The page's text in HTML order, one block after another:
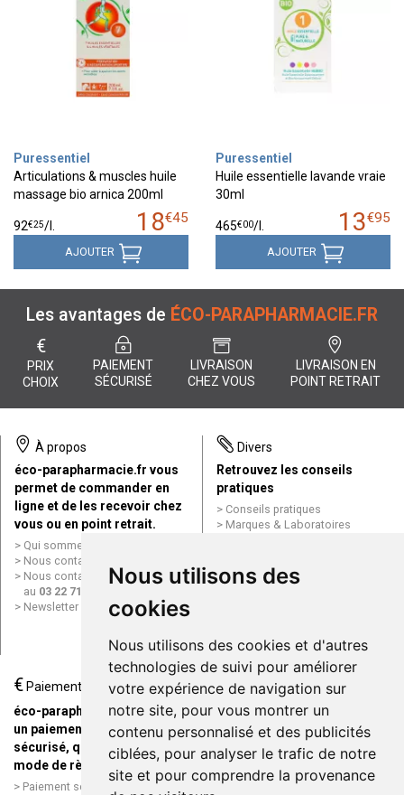
Nous utilisons des
cookies
Nous utilisons des cookies et d'autres
technologies de suivi pour améliorer
votre expérience de navigation sur
notre site, pour vous montrer un
contenu personnalisé et des publicités
ciblées, pour analyser le trafic de notre
site et pour comprendre la provenance
Puressentiel
Articulations & muscles huile
massage bio arnica 200ml
18€45
92€25/
AJOUTER
Puressentiel
Huile essentielle lavande vraie
30ml
13€95
465€00/
AJOUTER
Les avantages de ÉCO-PARAPHARMACIE.FR
€
PRIX
CHOIX
PAIEMENT
SÉCURISÉ
LIVRAISON
CHEZ VOUS
LIVRAISON EN
POINT RETRAIT
À propos
éco-parapharmacie.fr vous
permet de commander en
ligne et de les recevoir chez
vous ou en point retrait.
Qui sommes nous ?
Nous contacter par e-mail
Nous contacter par téléphone
au 03 22 71 64 10
Newsletter
Divers
Retrouvez les conseils
pratiques
Conseils pratiques
Marques & Laboratoires
Mentions légales
Données personnelles
ligne
€ Paiement
éco-parapharmacie.fr offre
un paiement entièrement
sécurisé, quel que soit le
mode de règlement
Paiement sécurisé et simple
Livraison / Point retrait
Commandez en ligne et
recevez votre commande
rapidement chez vous ou en
point retrait
Livraison chez vous ou en